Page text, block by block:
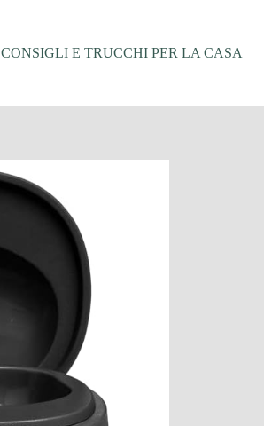
CONSIGLI E TRUCCHI PER LA CASA